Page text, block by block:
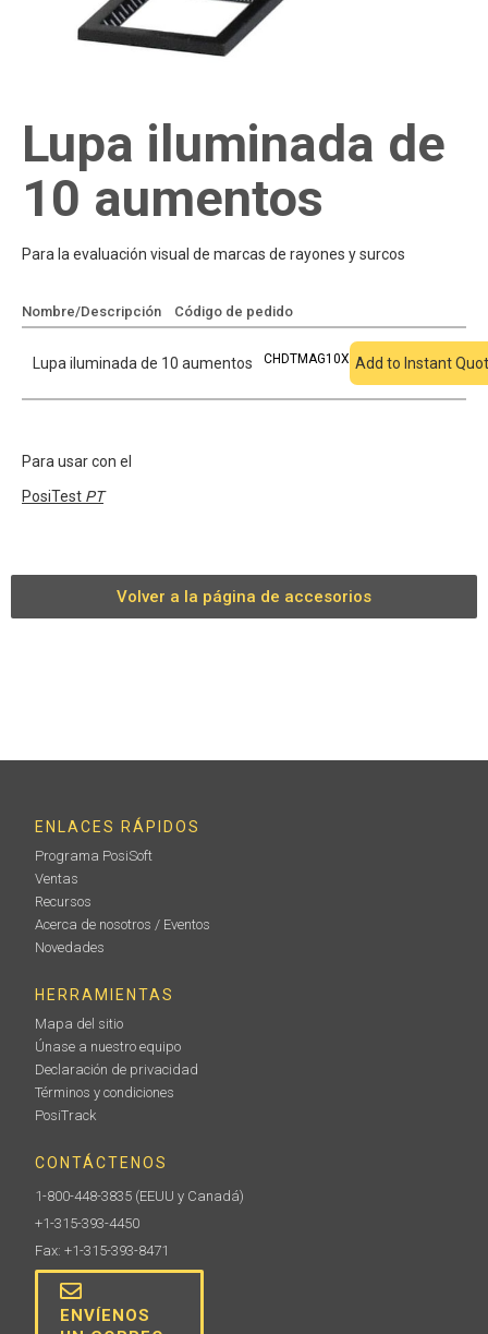
Lupa iluminada de
10 aumentos
Para la evaluación visual de marcas de rayones y surcos
Nombre/Descripción Código de pedido
Lupa iluminada de 10 aumentos CHDTMAG10X Add to Instant
Para usar con el
PosiTest PT
Volver a la página de accesorios
ENLACES RÁPIDOS
Programa PosiSoft
Ventas
Recursos
Acerca de nosotros / Eventos
Novedades
HERRAMIENTAS
Mapa del sitio
Únase a nuestro equipo
Declaración de privacidad
Términos y condiciones
PosiTrack
CONTÁCTENOS
1-800-448-3835 (EEUU y Canadá)
+1-315-393-4450
Fax: +1-315-393-8471
ENVÍENOS